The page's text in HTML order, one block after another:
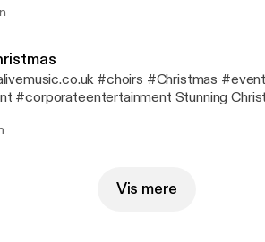
#choirs #Christmas
#corporateentertainment Stunning
Vis mere